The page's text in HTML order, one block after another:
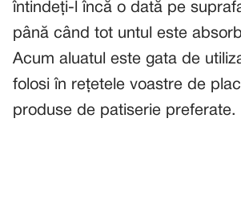
întindeți-l încă o dată pe
până când tot untul este
Acum aluatul este gata de
folosi în rețetele voastre de
produse de patiserie preferate.